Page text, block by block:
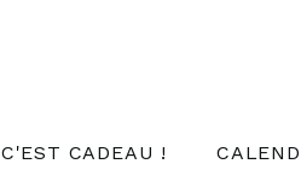
C'EST CADEAU !